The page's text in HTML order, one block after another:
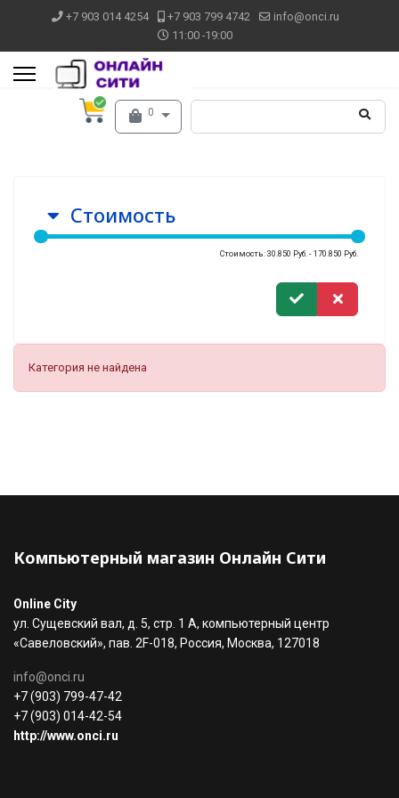
+7 903 014 4254 +7 903 799 4742
info@onci.ru
11:00 -19:00
0
Стоимость
Стоимость: 30.850 Руб. - 170.850 Руб.
Категория не найдена
Компьютерный магазин Онлайн Сити
Online City
ул. Сущевский вал, д. 5, стр. 1 А, компьютерный центр
«Савеловский», пав. 2F-018, Россия, Москва, 127018
info@onci.ru
+7 (903) 799-47-42
+7 (903) 014-42-54
http://www.onci.ru